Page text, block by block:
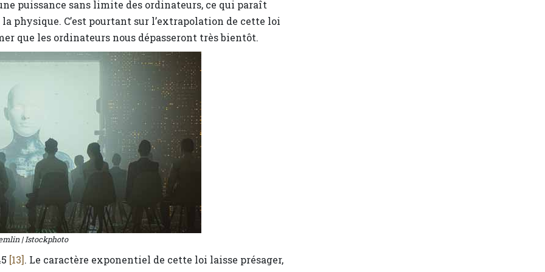
puissance sans limite des ordinateurs, ce qui paraît
physique. C’est pourtant sur l’extrapolation de cette loi
que les ordinateurs nous dépasseront très bientôt.
| Istockphoto
[13]. Le caractère exponentiel de cette loi laisse présager,